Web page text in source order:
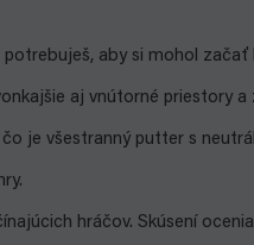
aby si mohol začať
aj vnútorné priestory a
čo je všestranný putter s
hráčov. Skúsení